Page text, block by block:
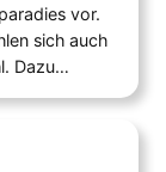
vor.
sich auch
Dazu
ein
Kröten
Libellen